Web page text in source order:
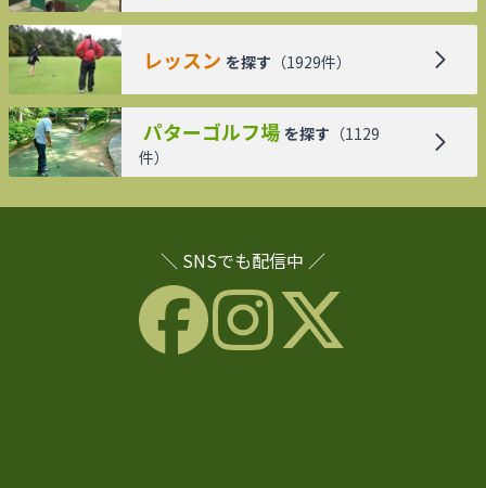
レッスン を探す （1929件）
パターゴルフ場 を探す （1129
件）
＼ SNSでも配信中 ／